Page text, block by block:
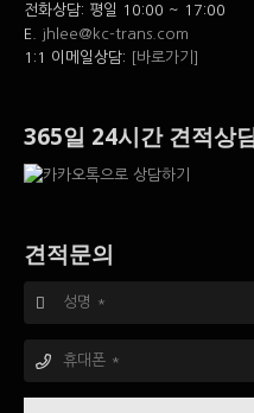
전화상담: 평일 10:00 ~ 17:00
E.
jhlee@kc-trans.com
1:1 이메일상담:
[바로가기]
365일 24시간 견적상
견적문의